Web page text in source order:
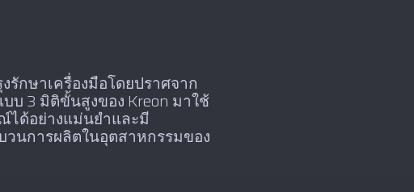
รักษาเครื่องมือโดยปราศจาก
บ 3 มิติขั้นสูงของ Kreon มาใช้
ได้อย่างแม่นยำและมี
นการผลิตในอุตสาหกรรมของ